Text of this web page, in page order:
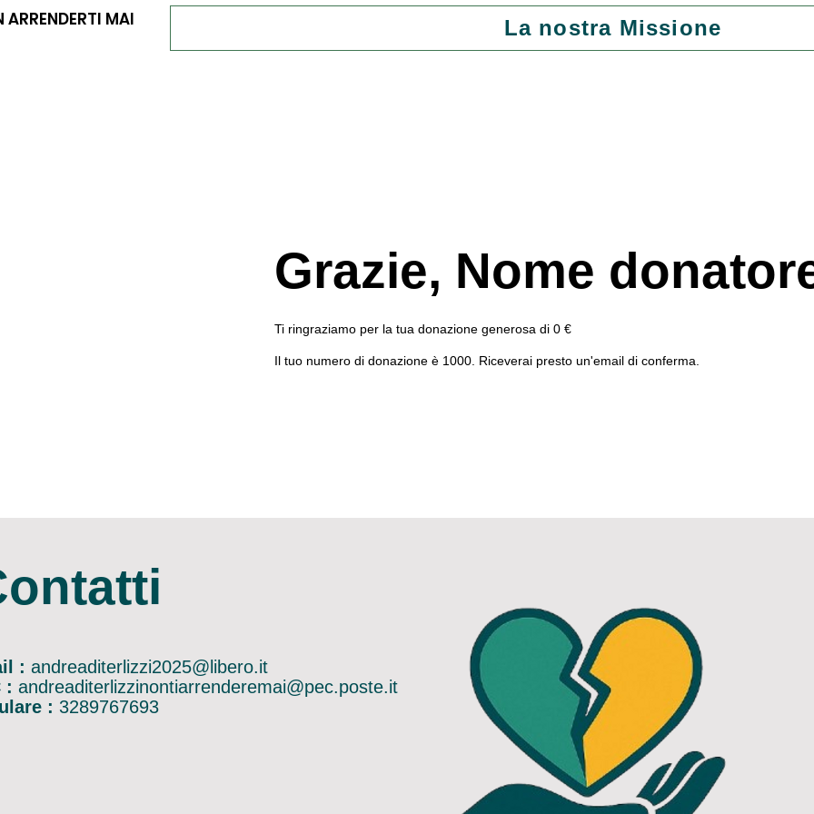
ARRENDERTI MAI La nostra Missione
Grazie, Nome
Ti ringraziamo per la tua donazione generosa di 0 €
Il tuo numero di donazione è 1000. Riceverai presto un'email di conferma.
: andreaditerlizzi2025@libero.it
: andreaditerlizzinontiarrenderemai@pec.poste.it
: 3289767693